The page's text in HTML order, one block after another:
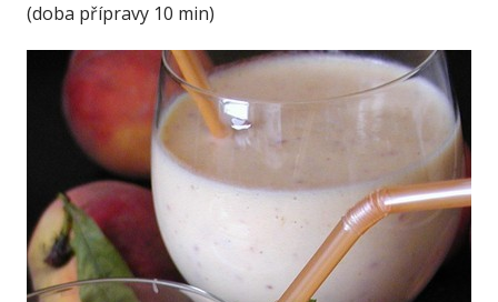
(doba přípravy 10 min)